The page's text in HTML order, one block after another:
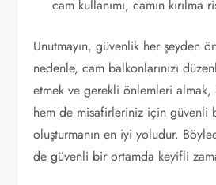
cam kullanımı, camın kırılma
Unutmayın, güvenlik her şeyden
nedenle, cam balkonlarınızı
etmek ve gerekli önlemleri almak,
hem de misafirleriniz için güvenli
oluşturmanın en iyi yoludur.
de güvenli bir ortamda keyifli